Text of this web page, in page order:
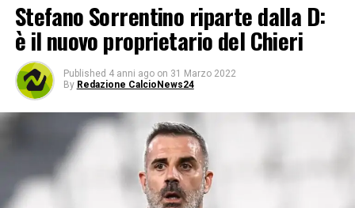
Stefano Sorrentino riparte dalla D:
è il nuovo proprietario del Chieri
Published 4 anni ago on 31 Marzo 2022
By Redazione CalcioNews24